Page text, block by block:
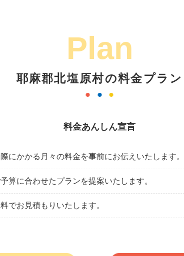
Plan
耶麻郡北塩原村の料金プラン
料金あんしん宣言
にかかる月々の料金を事前にお伝えいたします。
算に合わせたプランを提案いたします。
でお見積もりいたします。